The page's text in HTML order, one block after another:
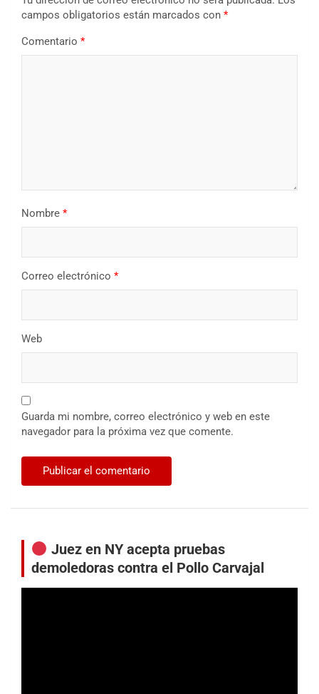
campos obligatorios están marcados con *
Comentario *
Nombre *
Correo electrónico *
Web
Guarda mi nombre, correo electrónico y web en este
navegador para la próxima vez que comente.
Juez en NY acepta pruebas
demoledoras contra el Pollo Carvajal